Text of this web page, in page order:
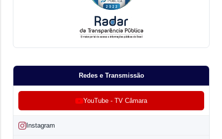
Redes e Transmissão
YouTube - TV Câmara
Instagram